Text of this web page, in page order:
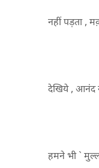
नहीं पड़ता ,
देखिये , आनंद
हमने भी `